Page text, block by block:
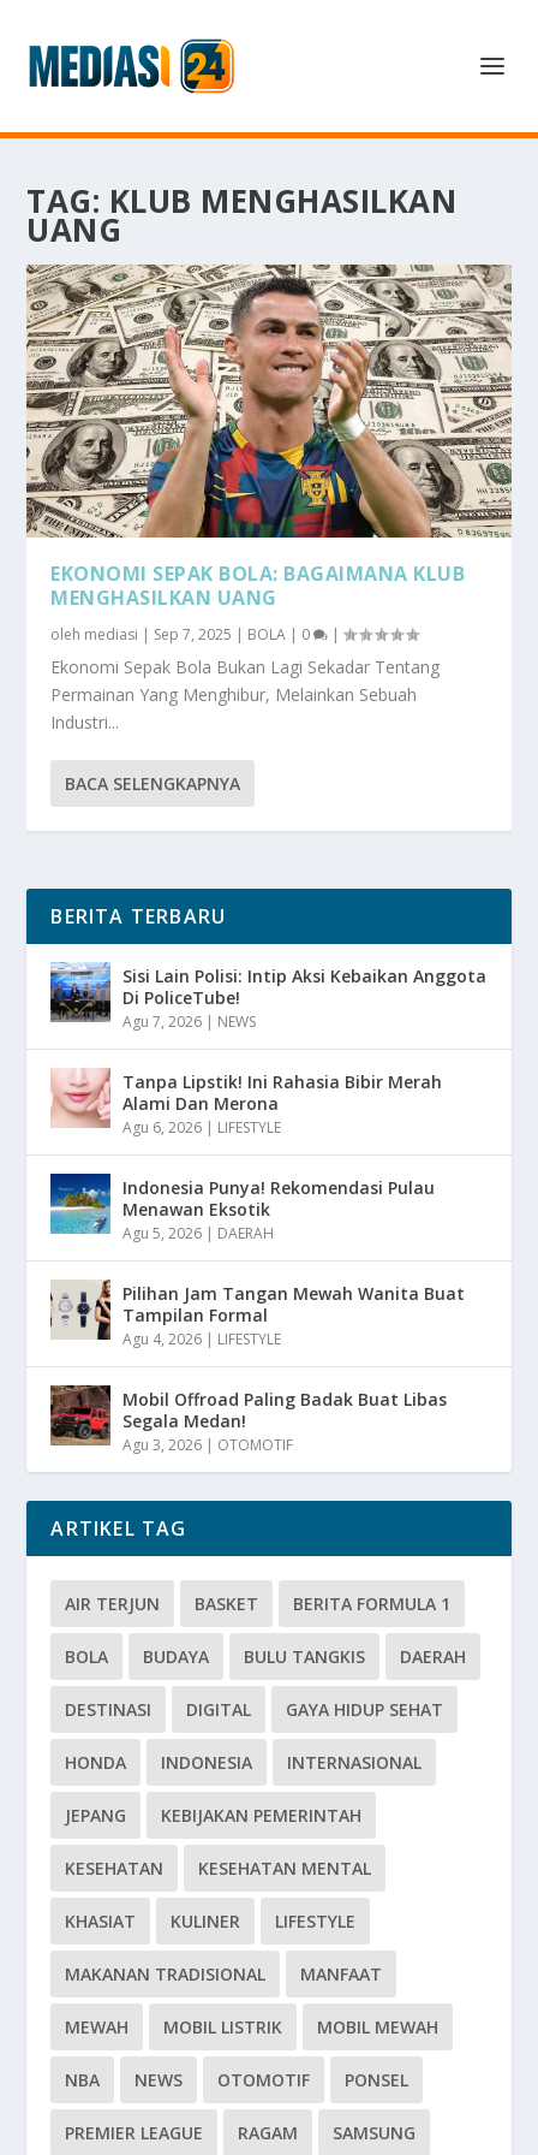
TAG: KLUB MENGHASILKAN
UANG
EKONOMI SEPAK BOLA: BAGAIMANA KLUB
MENGHASILKAN UANG
oleh mediasi | Sep 7, 2025 | BOLA | 0 |
Ekonomi Sepak Bola Bukan Lagi Sekadar Tentang
Permainan Yang Menghibur, Melainkan Sebuah
Industri...
BACA SELENGKAPNYA
BERITA TERBARU
Sisi Lain Polisi: Intip Aksi Kebaikan Anggota
Di PoliceTube!
Agu 7, 2026 | NEWS
Tanpa Lipstik! Ini Rahasia Bibir Merah
Alami Dan Merona
Agu 6, 2026 | LIFESTYLE
Indonesia Punya! Rekomendasi Pulau
Menawan Eksotik
Agu 5, 2026 | DAERAH
Pilihan Jam Tangan Mewah Wanita Buat
Tampilan Formal
Agu 4, 2026 | LIFESTYLE
Mobil Offroad Paling Badak Buat Libas
Segala Medan!
Agu 3, 2026 | OTOMOTIF
ARTIKEL TAG
AIR TERJUN BASKET BERITA FORMULA 1
BOLA BUDAYA BULU TANGKIS DAERAH
DESTINASI DIGITAL GAYA HIDUP SEHAT
HONDA INDONESIA INTERNASIONAL
JEPANG KEBIJAKAN PEMERINTAH
KESEHATAN KESEHATAN MENTAL
KHASIAT KULINER LIFESTYLE
MAKANAN TRADISIONAL MANFAAT
MEWAH MOBIL LISTRIK MOBIL MEWAH
NBA NEWS OTOMOTIF PONSEL
PREMIER LEAGUE RAGAM SAMSUNG